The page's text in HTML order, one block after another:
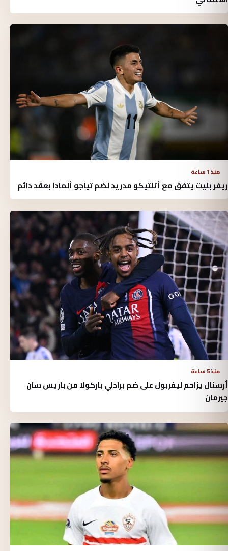
منذ 1 ساعة
ريفر بليت يتفق مع أتلتيكو مدريد لضم تياجو ألمادا بعقد دائم
منذ 5 ساعة
أرسنال يزاحم ليفربول على ضم برادلي باركولا من باريس سان
جيرمان